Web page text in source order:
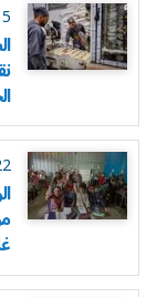
5 مايو 2026
22